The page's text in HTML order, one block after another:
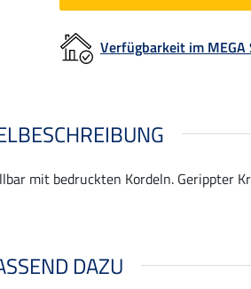
Verfügbarkeit im MEGA
mit bedruckten Kordeln. Gerippter
DAZU